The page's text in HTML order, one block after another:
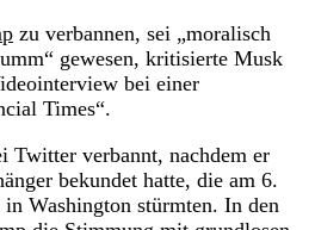
zu verbannen, sei „moralisch
gewesen, kritisierte Musk
bei einer
Times“.
Twitter verbannt, nachdem er
bekundet hatte, die am 6.
Washington stürmten. In den